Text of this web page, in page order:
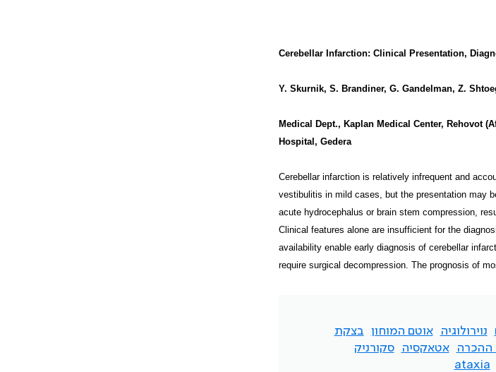
Cerebellar Infarction: Clinical Presentation,
Y. Skurnik, S. Brandiner, G. Gandelman, Z.
Medical Dept., Kaplan Medical Center, Rehovot
Hospital, Gedera
Cerebellar infarction is relatively infrequent and
vestibulitis in mild cases, but the presentation may
acute hydrocephalus or brain stem compression,
Clinical features alone are insufficient for the
availability enable early diagnosis of cerebellar
require surgical decompression. The prognosis of
נוירולוגיה אוטם המוחון
בצקת
ההכרה אטאקסיה
סקורניק
ataxia